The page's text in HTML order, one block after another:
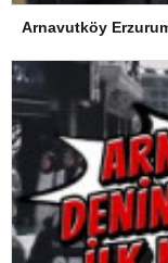
Arnavutköy